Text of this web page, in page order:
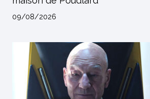
09/08/2026